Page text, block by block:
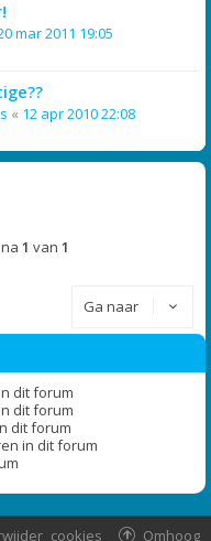
mar 2011 19:05
« 12 apr 2010 22:08
1 van 1
Ga naar
dit forum
dit forum
dit forum
in dit forum
Omhoog
cookies